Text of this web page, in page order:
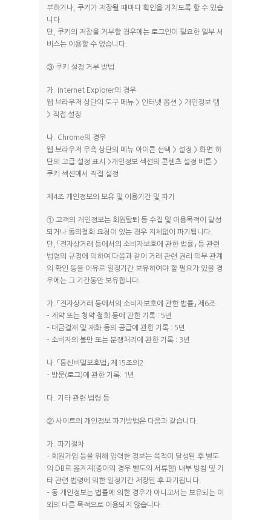
부하거나, 쿠키가 저장될 때마다 확인을 거치도록 할 수 있습
니다.
단, 쿠키의 저장을 거부할 경우에는 로그인이 필요한 일부 서
비스는 이용할 수 없습니다.
③ 쿠키 설정 거부 방법
가. Internet Explorer의 경우
웹 브라우저 상단의 도구 메뉴 > 인터넷 옵션 > 개인정보 탭
> 직접 설정
나. Chrome의 경우
웹 브라우저 우측 상단의 메뉴 아이콘 선택 > 설정 > 화면 하
단의 고급 설정 표시 >개인정보 섹션의 콘텐츠 설정 버튼 >
쿠키 섹션에서 직접 설정
제4조 개인정보의 보유 및 이용기간 및 파기
① 고객의 개인정보는 회원탈퇴 등 수집 및 이용목적이 달성
되거나 동의철회 요청이 있는 경우 지체없이 파기됩니다.
단, 「전자상거래 등에서의 소비자보호에 관한 법률」 등 관련
법령의 규정에 의하여 다음과 같이 거래 관련 권리 의무 관계
의 확인 등을 이유로 일정기간 보유하여야 할 필요가 있을 경
우에는 그 기간동안 보유합니다.
가. 「전자상거래 등에서의 소비자보호에 관한 법률」 제6조
– 계약 또는 청약 철회 등에 관한 기록 : 5년
– 대금결재 및 재화 등의 공급에 관한 기록 : 5년
– 소비자의 불만 또는 분쟁처리에 관한 기록 : 3년
나. 「통신비밀보호법」 제15조의2
– 방문(로그)에 관한 기록: 1년
다. 기타 관련 법령 등
② 사이트의 개인정보 파기방법은 다음과 같습니다.
가. 파기절차
– 회원가입 등을 위해 입력한 정보는 목적이 달성된 후 별도
의 DB로 옮겨져(종이의 경우 별도의 서류함) 내부 방침 및 기
타 관련 법령에 의한 일정기간 저장된 후 파기됩니다.
– 동 개인정보는 법률에 의한 경우가 아니고서는 보유되는 이
외의 다른 목적으로 이용되지 않습니다.